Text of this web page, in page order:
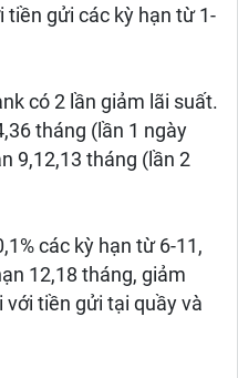
tiền gửi các kỳ hạn từ 1-
có 2 lần giảm lãi suất.
tháng (lần 1 ngày
9,12,13 tháng (lần 2
các kỳ hạn từ 6-11,
12,18 tháng, giảm
với tiền gửi tại quầy và